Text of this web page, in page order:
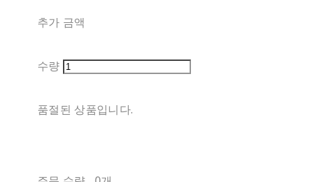
추가 금액
수량
품절된 상품입니다.